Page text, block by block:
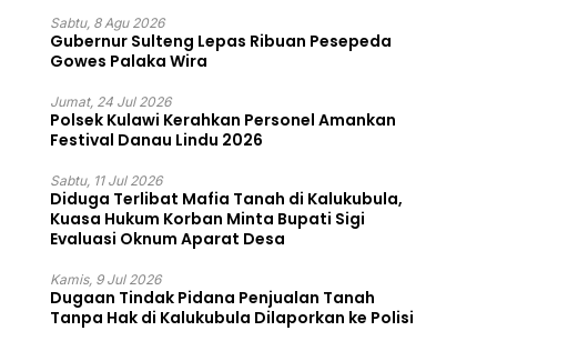
Sabtu, 8 Agu 2026
Gubernur Sulteng Lepas Ribuan Pesepeda
Gowes Palaka Wira
Jumat, 24 Jul 2026
Polsek Kulawi Kerahkan Personel Amankan
Festival Danau Lindu 2026
Sabtu, 11 Jul 2026
Diduga Terlibat Mafia Tanah di Kalukubula,
Kuasa Hukum Korban Minta Bupati Sigi
Evaluasi Oknum Aparat Desa
Kamis, 9 Jul 2026
Dugaan Tindak Pidana Penjualan Tanah
Tanpa Hak di Kalukubula Dilaporkan ke Polisi